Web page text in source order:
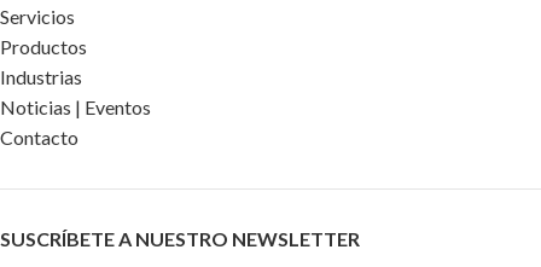
Servicios
Productos
Industrias
Noticias | Eventos
Contacto
SUSCRÍBETE A NUESTRO NEWSLETTER